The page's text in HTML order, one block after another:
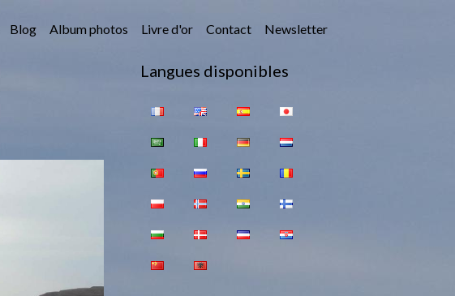
Blog Album photos Livre d'or Contact Newsletter
Langues disponibles